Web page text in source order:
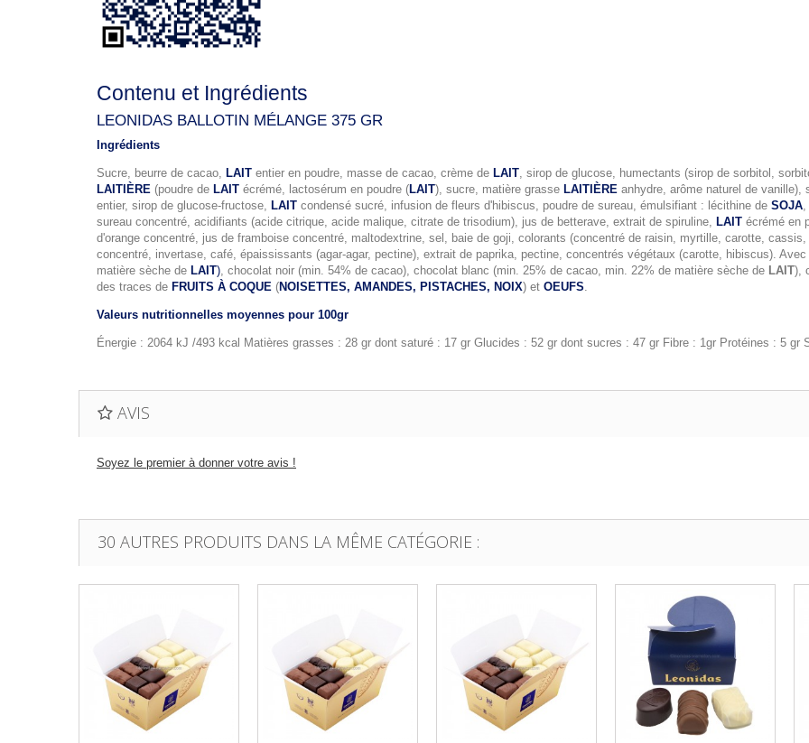
Contenu et Ingrédients
LEONIDAS BALLOTIN MÉLANGE 375 GR
Ingrédients
Sucre, beurre de cacao, LAIT entier en poudre, masse de cacao, crème de LAIT , sirop de glucose, humectants (sirop de sorbitol,
LAITIÈRE (poudre de LAIT écrémé, lactosérum en poudre (LAIT), sucre, matière grasse LAITIÈRE anhydre, arôme naturel de
entier, sirop de glucose-fructose, LAIT condensé sucré, infusion de fleurs d'hibiscus, poudre de sureau, émulsifiant : lécithine de SOJA
sureau concentré, acidifiants (acide citrique, acide malique, citrate de trisodium), jus de betterave, extrait de spiruline, LAIT écrémé en
d'orange concentré, jus de framboise concentré, maltodextrine, sel, baie de goji, colorants (concentré de raisin, myrtille, carotte,
concentré, invertase, café, épaississants (agar-agar, pectine), extrait de paprika, pectine, concentrés végétaux (carotte, hibiscus).
matière sèche de LAIT) , chocolat noir (min. 54% de cacao), chocolat blanc (min. 25% de cacao, min. 22% de matière sèche de LAIT),
des traces de FRUITS À COQUE (NOISETTES, AMANDES, PISTACHES, NOIX) et OEUFS
Valeurs nutritionnelles moyennes pour 100gr
Énergie : 2064 kJ /493 kcal Matières grasses : 28 gr dont saturé : 17 gr Glucides : 52 gr dont sucres : 47 gr Fibre : 1gr Protéines : 5 gr
AVIS
Soyez le premier à donner votre avis !
30 AUTRES PRODUITS DANS LA MÊME CATÉGORIE :